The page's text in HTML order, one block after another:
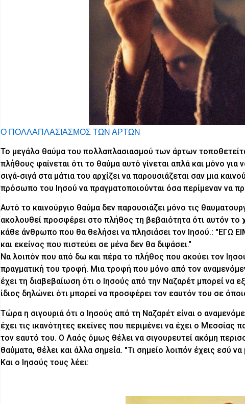
Ο ΠΟΛΛΑΠΛΑΣΙΑΣΜΟΣ ΤΩΝ ΑΡΤΩΝ
Το μεγάλο θαύμα του πολλαπλασιασμού των άρτων
πλήθους φαίνεται ότι το θαύμα αυτό γίνεται απλά και μόνο
σιγά-σιγά στα μάτια του αρχίζει να παρουσιάζεται σαν μια
πρόσωπο του Ιησού να πραγματοποιούνται όσα περίμεναν να
Αυτό το καινούργιο θαύμα δεν παρουσιάζει μόνο τις
ακολουθεί προσφέρει στο πλήθος τη βεβαιότητα ότι αυτόν
κάθε άνθρωπο που θα θελήσει να πλησιάσει τον Ιησού.: "ΕΓΩ
και εκείνος που πιστεύει σε μένα δεν θα διψάσει."
Να λοιπόν που από δω και πέρα το πλήθος που ακούει τον
πραγματική του τροφή. Μια τροφή που μόνο από τον
έχει τη διαβεβαίωση ότι ο Ιησούς από την Ναζαρέτ μπορεί να
ίδιος δηλώνει ότι μπορεί να προσφέρει τον εαυτόν του σε
Τώρα η σιγουριά ότι ο Ιησούς από τη Ναζαρέτ είναι ο
έχει τις ικανότητες εκείνες που περιμένει να έχει ο Μεσσίας
τον εαυτό του. Ο Λαός όμως θέλει να σιγουρευτεί ακόμη
θαύματα, θέλει και άλλα σημεία. "Τι σημείο λοιπόν έχεις εσύ
Και ο Ιησούς τους λέει: